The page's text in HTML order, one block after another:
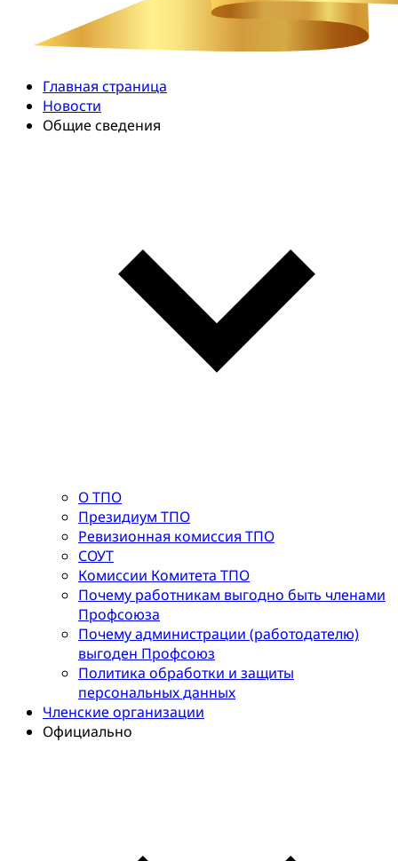
Главная страница
Новости
Общие сведения
О ТПО
Президиум ТПО
Ревизионная комиссия ТПО
СОУТ
Комиссии Комитета ТПО
Почему работникам выгодно быть членами
Профсоюза
Почему администрации (работодателю)
выгоден Профсоюз
Политика обработки и защиты
персональных данных
Членские организации
Официально